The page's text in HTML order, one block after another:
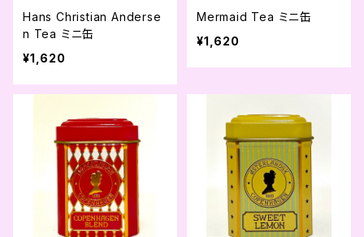
Hans Christian Anderse
n Tea ミニ缶
¥1,620
Mermaid Tea ミニ缶
¥1,620